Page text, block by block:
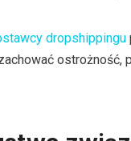
dropshippingu